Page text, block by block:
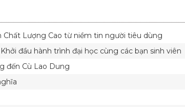
Lượng Cao từ niềm tin người tiêu dùng
đầu hành trình đại học cùng các bạn sinh viên
đến Cù Lao Dung